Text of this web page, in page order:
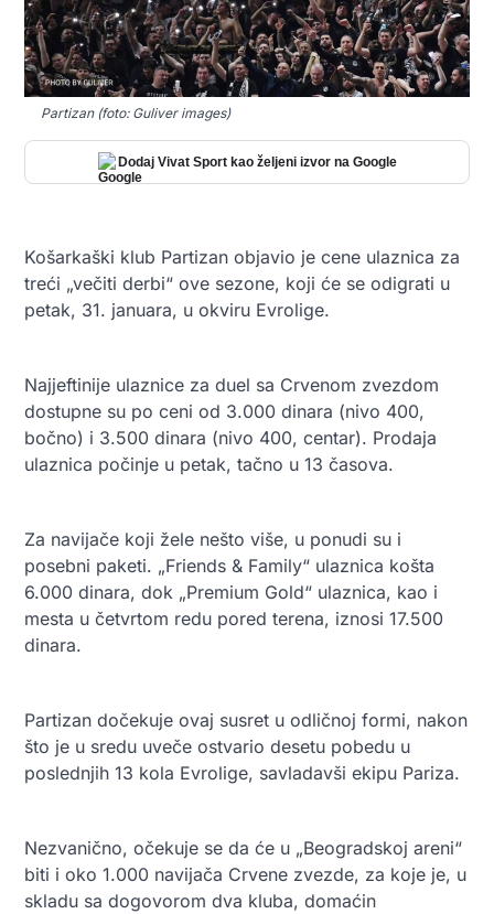
Partizan (foto: Guliver images)
Dodaj Vivat Sport kao željeni izvor na Google
Košarkaški klub Partizan objavio je cene ulaznica za
treći „večiti derbi“ ove sezone, koji će se odigrati u
petak, 31. januara, u okviru Evrolige.
Najjeftinije ulaznice za duel sa Crvenom zvezdom
dostupne su po ceni od 3.000 dinara (nivo 400,
bočno) i 3.500 dinara (nivo 400, centar). Prodaja
ulaznica počinje u petak, tačno u 13 časova.
Za navijače koji žele nešto više, u ponudi su i
posebni paketi. „Friends & Family“ ulaznica košta
6.000 dinara, dok „Premium Gold“ ulaznica, kao i
mesta u četvrtom redu pored terena, iznosi 17.500
dinara.
Partizan dočekuje ovaj susret u odličnoj formi, nakon
što je u sredu uveče ostvario desetu pobedu u
poslednjih 13 kola Evrolige, savladavši ekipu Pariza.
Nezvanično, očekuje se da će u „Beogradskoj areni“
biti i oko 1.000 navijača Crvene zvezde, za koje je, u
skladu sa dogovorom dva kluba, domaćin